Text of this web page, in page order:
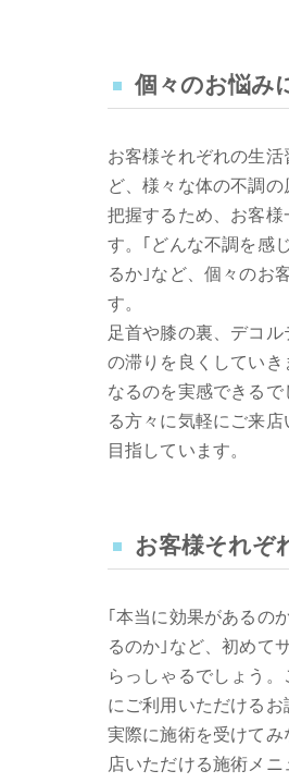
個々のお悩み
お客様それぞれの生
ど、様々な体の不調
把握するため、お客
す。｢どんな不調を感
るか｣など、個々のお
す。
足首や膝の裏、デコ
の滞りを良くしていき
なるのを実感できる
る方々に気軽にご来
目指しています。
お客様それぞ
｢本当に効果があるの
るのか｣など、初めて
らっしゃるでしょう
にご利用いただけるお
実際に施術を受けて
店いただける施術メニ